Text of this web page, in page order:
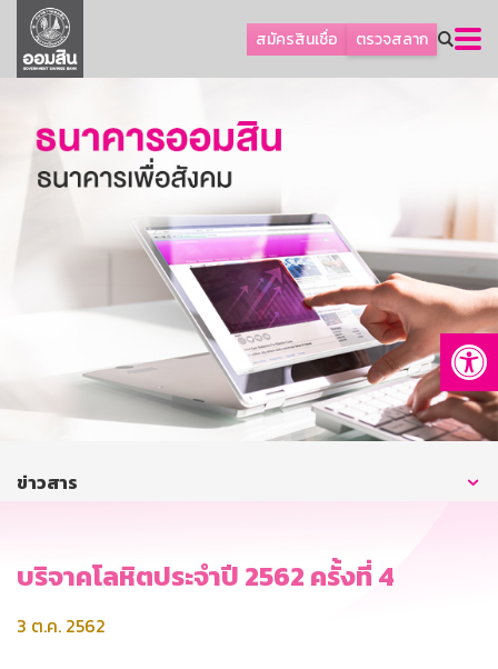
สมัครสินเชื่อ ตรวจสลาก
ลูกค้าธุรกิจ
ลูกค้าผู้ประกอบรายย่อย
ออมเพื่อสุข
เกี่ยวกับธนาคาร
การพัฒนาที่ยั่งยืน
บริการทางการเงิน
ติดต่อเรา
บริการออนไลน์
ข่าวสาร
บริจาคโลหิตประจำปี 2562 ครั้งที่ 4
3 ต.ค. 2562